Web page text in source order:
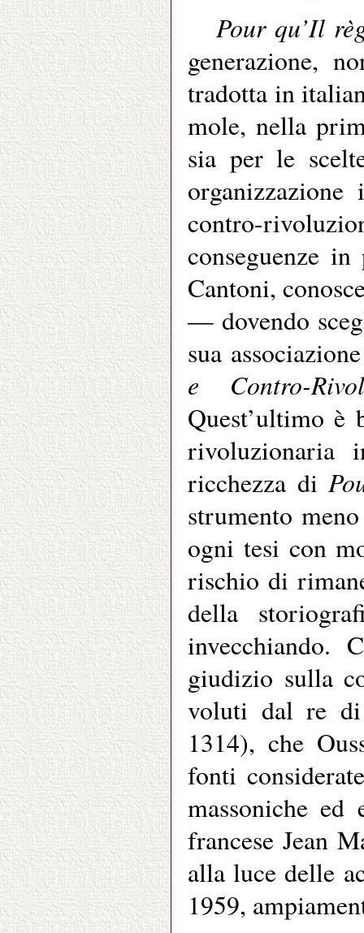
Pour qu’Il
generazione,
tradotta in
mole, nella
sia per le
contro-
conseguenze
Cantoni,
— dovendo
sua
e Contro-
Quest’ultimo è
rivoluzionaria
ricchezza di
strumento
ogni tesi con
rischio di
della
invecchiando.
giudizio sulla
voluti dal re
1314), che
fonti
massoniche ed
francese Jean
alla luce delle
1959,